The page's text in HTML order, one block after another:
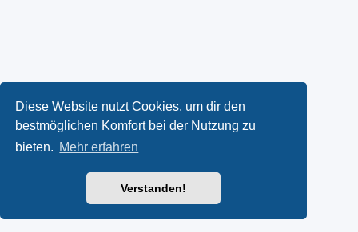
Diese Website nutzt Cookies, um dir den
bestmöglichen Komfort bei der Nutzung zu
bieten. Mehr erfahren
Verstanden!